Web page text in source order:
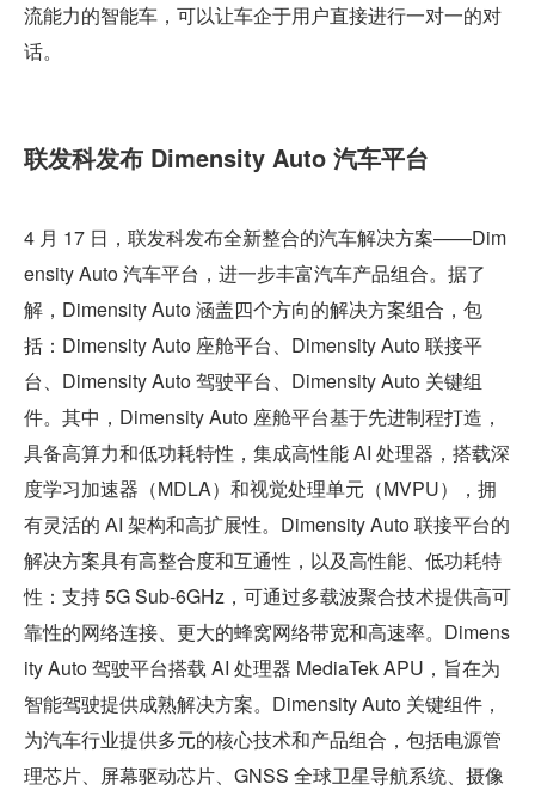
流能力的智能车，可以让车企于用户直接进行一对一的对
话。
联发科发布 Dimensity Auto 汽车平台
4 月 17 日，联发科发布全新整合的汽车解决方案——Dim
ensity Auto 汽车平台，进一步丰富汽车产品组合。据了
解，Dimensity Auto 涵盖四个方向的解决方案组合，包
括：Dimensity Auto 座舱平台、Dimensity Auto 联接平
台、Dimensity Auto 驾驶平台、Dimensity Auto 关键组
件。其中，Dimensity Auto 座舱平台基于先进制程打造，
具备高算力和低功耗特性，集成高性能 AI 处理器，搭载深
度学习加速器（MDLA）和视觉处理单元（MVPU），拥
有灵活的 AI 架构和高扩展性。Dimensity Auto 联接平台的
解决方案具有高整合度和互通性，以及高性能、低功耗特
性：支持 5G Sub-6GHz，可通过多载波聚合技术提供高可
靠性的网络连接、更大的蜂窝网络带宽和高速率。Dimens
ity Auto 驾驶平台搭载 AI 处理器 MediaTek APU，旨在为
智能驾驶提供成熟解决方案。Dimensity Auto 关键组件，
为汽车行业提供多元的核心技术和产品组合，包括电源管
理芯片、屏幕驱动芯片、GNSS 全球卫星导航系统、摄像